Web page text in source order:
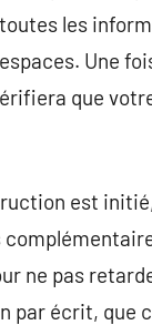
les
Une
que
est
ne pas
par écrit, que